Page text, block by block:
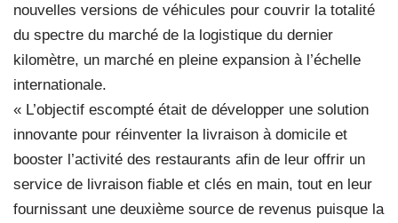
nouvelles versions de véhicules pour couvrir la totalité
du spectre du marché de la logistique du dernier
kilomètre, un marché en pleine expansion à l’échelle
internationale.
« L’objectif escompté était de développer une solution
innovante pour réinventer la livraison à domicile et
booster l’activité des restaurants afin de leur offrir un
service de livraison fiable et clés en main, tout en leur
fournissant une deuxième source de revenus puisque la